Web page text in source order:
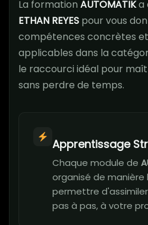
La formation AUTOMATIKa
ETHAN REYES pour vous
compétences concrètes
applicables dans la
le raccourci idéal pour
sans perdre de temps.
Apprentissage
Chaque module de
organisé de manière
permettre
pas à pas, à votre